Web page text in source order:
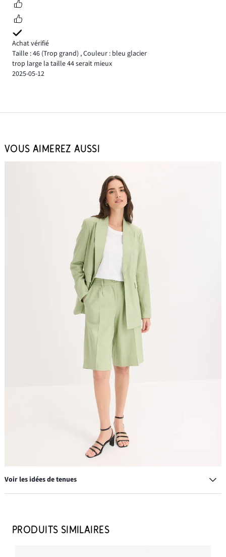
Achat vérifié
Taille : 46 (Trop grand) ,Couleur : bleu glacier
trop large la taille 44 serait mieux
2025-05-12
VOUS AIMEREZ AUSSI
Voir les idées de tenues
13,99 €
PRODUITS SIMILAIRES